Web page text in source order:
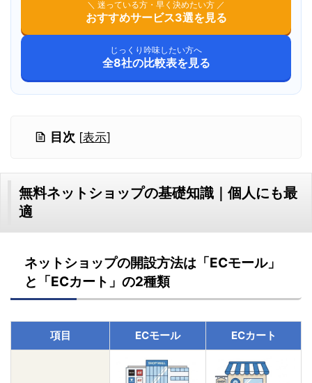
＼ 迷っている方・早く決めたい方 ／
おすすめサービス3選を見る
じっくり吟味したい方へ
全8社の比較表を見る
目次 [表示]
無料ネットショップの基礎知識｜個人にも最
適
ネットショップの開設方法は「ECモール」
と「ECカート」の2種類
項目 ECモール ECカート